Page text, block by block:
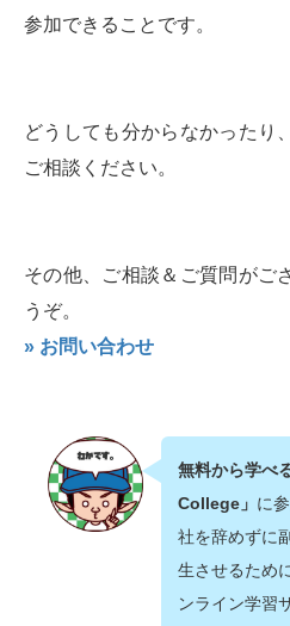
参加できることです。
どうしても分からなかったり
ご相談ください。
その他、ご相談＆ご質問がご
うぞ。
» お問い合わせ
無料から学べ
College」 に
社を辞めずに
生させるため
ンライン学習